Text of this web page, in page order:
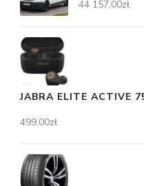
44 157,00zł
JABRA ELITE ACTIVE
499,00zł